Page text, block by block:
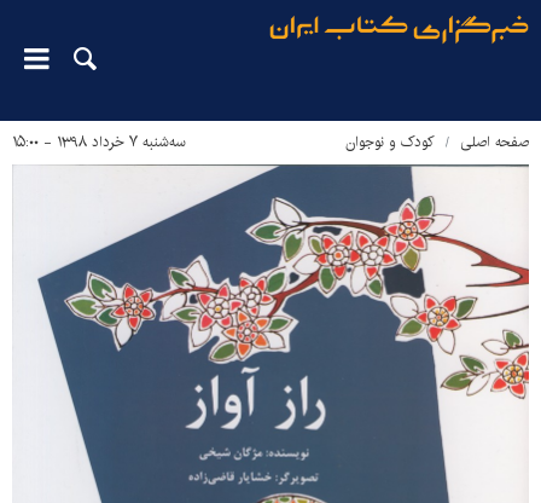
صفحه اصلی کودک و نوجوان سه‌شنبه ۷ خرداد ۱۳۹۸ - ۱۵:۰۰